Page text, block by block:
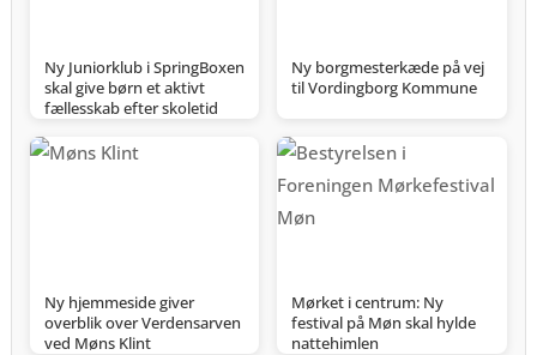
Ny Juniorklub i SpringBoxen
skal give børn et aktivt
fællesskab efter skoletid
Ny borgmesterkæde på vej
til Vordingborg Kommune
Ny hjemmeside giver
overblik over Verdensarven
ved Møns Klint
Mørket i centrum: Ny
festival på Møn skal hylde
nattehimlen